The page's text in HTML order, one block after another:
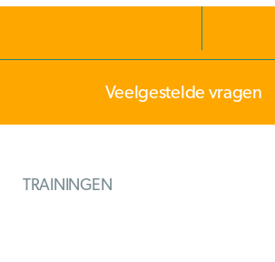
Veelgestelde vragen
TRAININGEN